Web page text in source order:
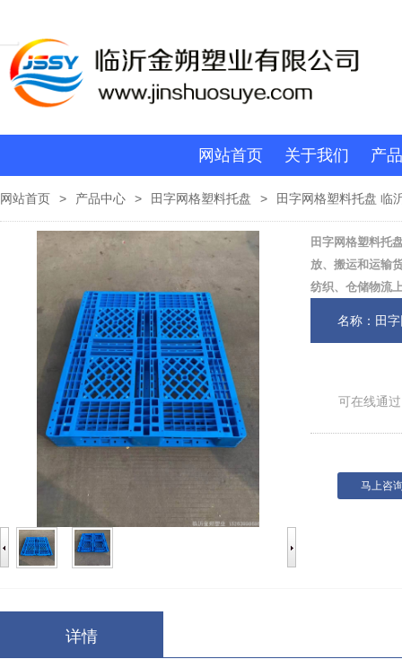
网站首页 关于我们 产
网站首页 > 产品中心 > 田字网格塑料托盘 > 田字网格塑料托盘 临
田字网格塑料托
放、搬运和运输
纺织、仓储物流
名称：田
可在线通
马上咨
详情